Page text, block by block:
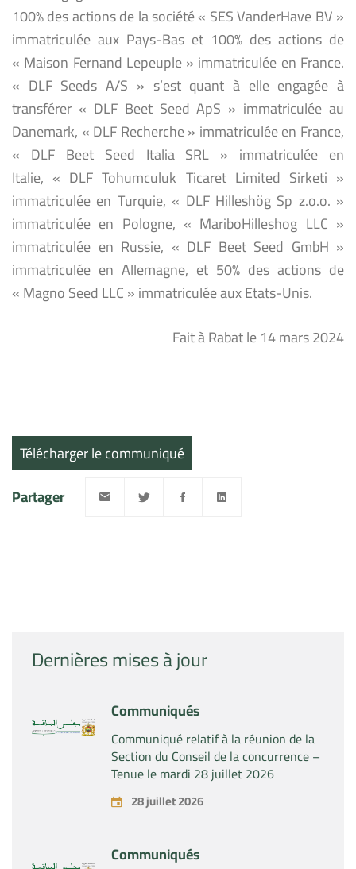
Dernières mises à jour
Communiqués
Communiqué relatif à la réunion de la
Section du Conseil de la concurrence –
Tenue le mardi 28 juillet 2026
28 juillet 2026
Communiqués
100% des actions de la société « SES VanderHave BV »
immatriculée aux Pays-Bas et 100% des actions de
« Maison Fernand Lepeuple » immatriculée en France.
« DLF Seeds A/S » s’est quant à elle engagée à
transférer « DLF Beet Seed ApS » immatriculée au
Danemark, « DLF Recherche » immatriculée en France,
« DLF Beet Seed Italia SRL » immatriculée en
Italie, « DLF Tohumculuk Ticaret Limited Sirketi »
immatriculée en Turquie, « DLF Hilleshög Sp z.o.o. »
immatriculée en Pologne, « MariboHilleshog LLC »
immatriculée en Russie, « DLF Beet Seed GmbH »
immatriculée en Allemagne, et 50% des actions de
« Magno Seed LLC » immatriculée aux Etats-Unis.
Fait à Rabat le 14 mars 2024
Télécharger le communiqué
Partager